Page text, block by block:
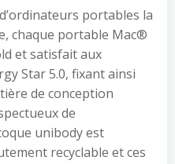
portables la
chaque portable Mac®
et satisfait aux
Star 5.0, fixant ainsi
de conception
de
unibody est
recyclable et ces